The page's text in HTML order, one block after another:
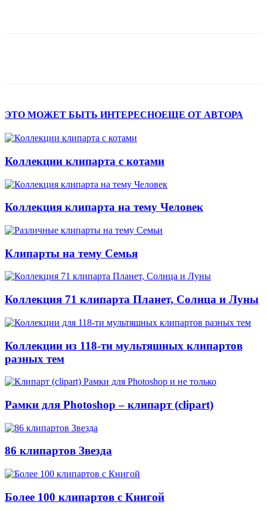
ЭТО МОЖЕТ БЫТЬ ИНТЕРЕСНОЕЩЕ ОТ АВТОРА
Коллекции клипарта с котами
Коллекция клипарта на тему Человек
Клипарты на тему Семья
Коллекция 71 клипарта Планет, Солнца и Луны
Коллекции из 118-ти мультяшных клипартов
разных тем
Рамки для Photoshop – клипарт (clipart)
86 клипартов Звезда
Более 100 клипартов с Книгой